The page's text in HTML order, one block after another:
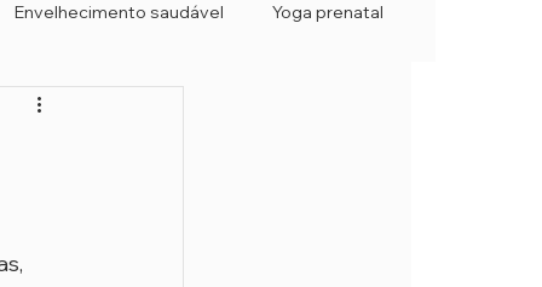
Envelhecimento saudável Yoga prenatal